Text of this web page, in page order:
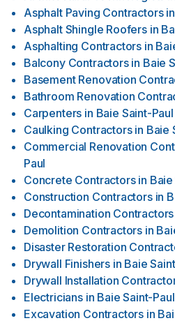
Asphalt Paving Contractors in
Asphalt Shingle Roofers in
Asphalting Contractors in
Balcony Contractors in Baie
Basement Renovation
Bathroom Renovation
Carpenters in Baie Saint-Paul
Caulking Contractors in Baie
Commercial Renovation
Paul
Concrete Contractors in
Construction Contractors in
Decontamination Contractors
Demolition Contractors in
Disaster Restoration
Drywall Finishers in Baie
Drywall Installation
Electricians in Baie Saint-Paul
Excavation Contractors in